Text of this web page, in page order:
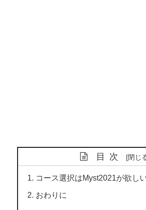
目次
コース選択はMyst2021が欲し
おわりに